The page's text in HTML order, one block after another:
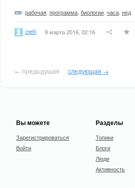
рабочая программа биологии часа нед
ziefii 9 марта 2016, 02:16
← предыдущая следующая →
Вы можете
Зарегистрироваться
Войти
Разделы
Топики
Блоги
Люди
Активность